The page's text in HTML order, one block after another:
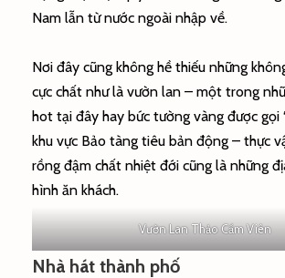
Nam lẫn từ nước ngoài nhập về.
Nơi đây cũng không hề thiếu những
cực chất như là vườn lan – một trong
hot tại đây hay bức tường vàng được gọi
khu vực Bảo tàng tiêu bản động – thực
rồng đậm chất nhiệt đới cũng là những
hình ăn khách.
Vườn Lan Thảo Cầm Viên
Nhà hát thành phố